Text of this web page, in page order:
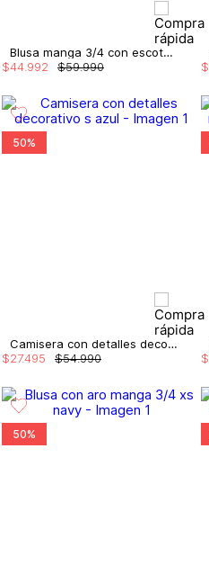
Blusa manga 3/4 con escote entorchado
$59.990
$44.992 $
50%
Camisera con detalles decorativo
$54.990
$27.495 $
50%